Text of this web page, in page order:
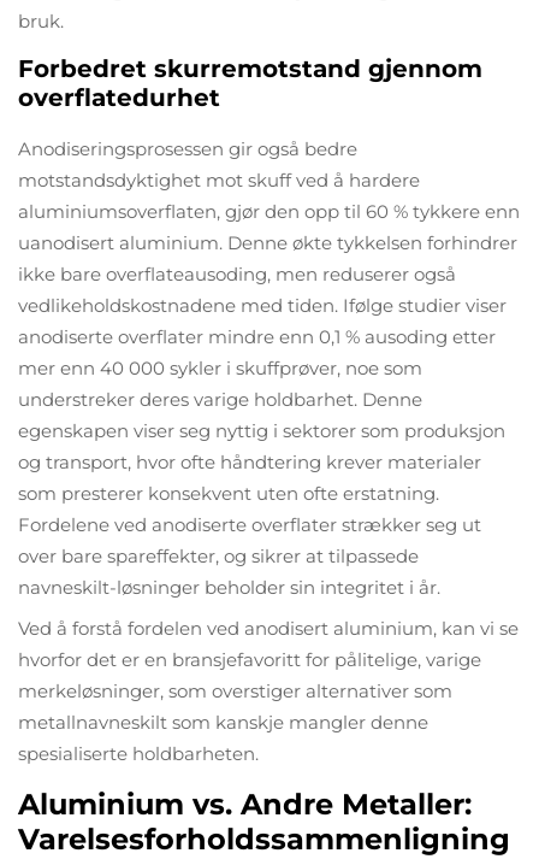
bruk.
Forbedret skurremotstand gjennom
overflatedurhet
Anodiseringsprosessen gir også bedre
motstandsdyktighet mot skuff ved å hardere
aluminiumsoverflaten, gjør den opp til 60 % tykkere enn
uanodisert aluminium. Denne økte tykkelsen forhindrer
ikke bare overflateausoding, men reduserer også
vedlikeholdskostnadene med tiden. Ifølge studier viser
anodiserte overflater mindre enn 0,1 % ausoding etter
mer enn 40 000 sykler i skuffprøver, noe som
understreker deres varige holdbarhet. Denne
egenskapen viser seg nyttig i sektorer som produksjon
og transport, hvor ofte håndtering krever materialer
som presterer konsekvent uten ofte erstatning.
Fordelene ved anodiserte overflater strækker seg ut
over bare spareffekter, og sikrer at tilpassede
navneskilt-løsninger beholder sin integritet i år.
Ved å forstå fordelen ved anodisert aluminium, kan vi se
hvorfor det er en bransjefavoritt for pålitelige, varige
merkeløsninger, som overstiger alternativer som
metallnavneskilt som kanskje mangler denne
spesialiserte holdbarheten.
Aluminium vs. Andre Metaller:
Varelsesforholdssammenligning